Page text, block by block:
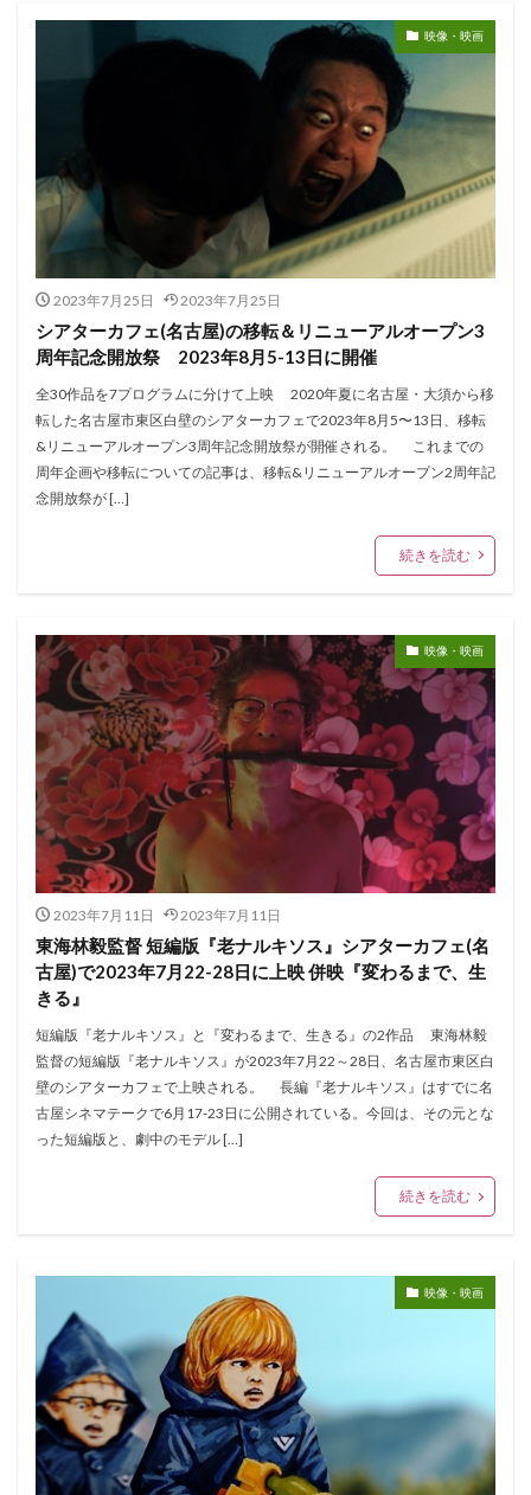
映像・映画
2023年7月25日 2023年7月25日
シアターカフェ(名古屋)の移転＆リニューアルオープン3
周年記念開放祭 2023年8月5-13日に開催
全30作品を7プログラムに分けて上映 2020年夏に名古屋・大須から移
転した名古屋市東区白壁のシアターカフェで2023年8月5〜13日、移転
&リニューアルオープン3周年記念開放祭が開催される。 これまでの
周年企画や移転についての記事は、移転&リニューアルオープン2周年記
念開放祭が […]
続きを読む
映像・映画
2023年7月11日 2023年7月11日
東海林毅監督 短編版『老ナルキソス』シアターカフェ(名
古屋)で2023年7月22-28日に上映 併映『変わるまで、生
きる』
短編版『老ナルキソス』と『変わるまで、生きる』の2作品 東海林毅
監督の短編版『老ナルキソス』が2023年7月22～28日、名古屋市東区白
壁のシアターカフェで上映される。 長編『老ナルキソス』はすでに名
古屋シネマテークで6月17-23日に公開されている。今回は、その元とな
った短編版と、劇中のモデル […]
続きを読む
映像・映画